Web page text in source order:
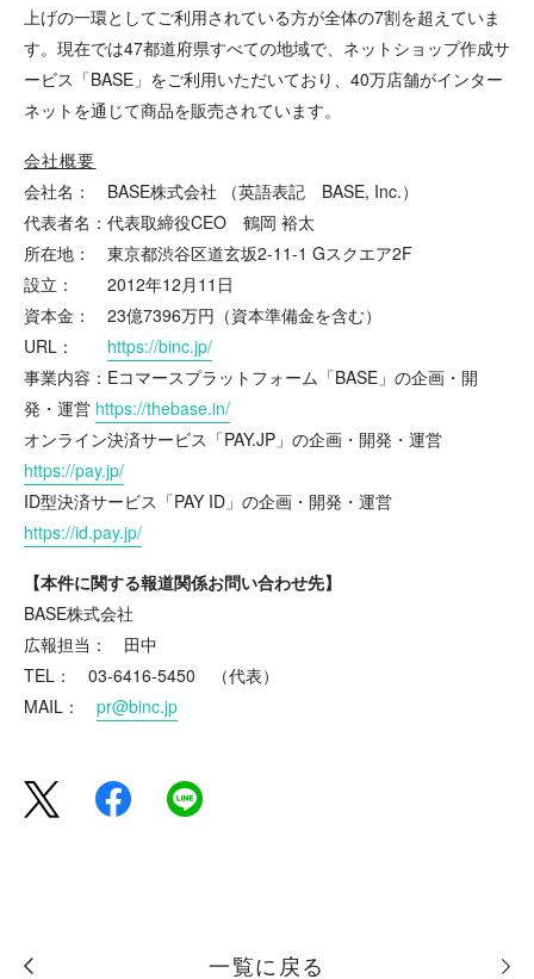
上げの一環としてご利用されている方が全体の7割を超えていま
す。現在では47都道府県すべての地域で、ネットショップ作成サ
ービス「BASE」をご利用いただいており、40万店舗がインター
ネットを通じて商品を販売されています。
会社概要
会社名： BASE株式会社 （英語表記 BASE, Inc.）
代表者名：代表取締役CEO 鶴岡 裕太
所在地： 東京都渋谷区道玄坂2-11-1 Gスクエア2F
設立： 2012年12月11日
資本金： 23億7396万円（資本準備金を含む）
URL： https://binc.jp/
事業内容：Eコマースプラットフォーム「BASE」の企画・開
発・運営 https://thebase.in/
オンライン決済サービス「PAY.JP」の企画・開発・運営
https://pay.jp/
ID型決済サービス「PAY ID」の企画・開発・運営
https://id.pay.jp/
【本件に関する報道関係お問い合わせ先】
BASE株式会社
広報担当： 田中
TEL： 03-6416-5450 （代表）
MAIL： pr@binc.jp
一覧に戻る